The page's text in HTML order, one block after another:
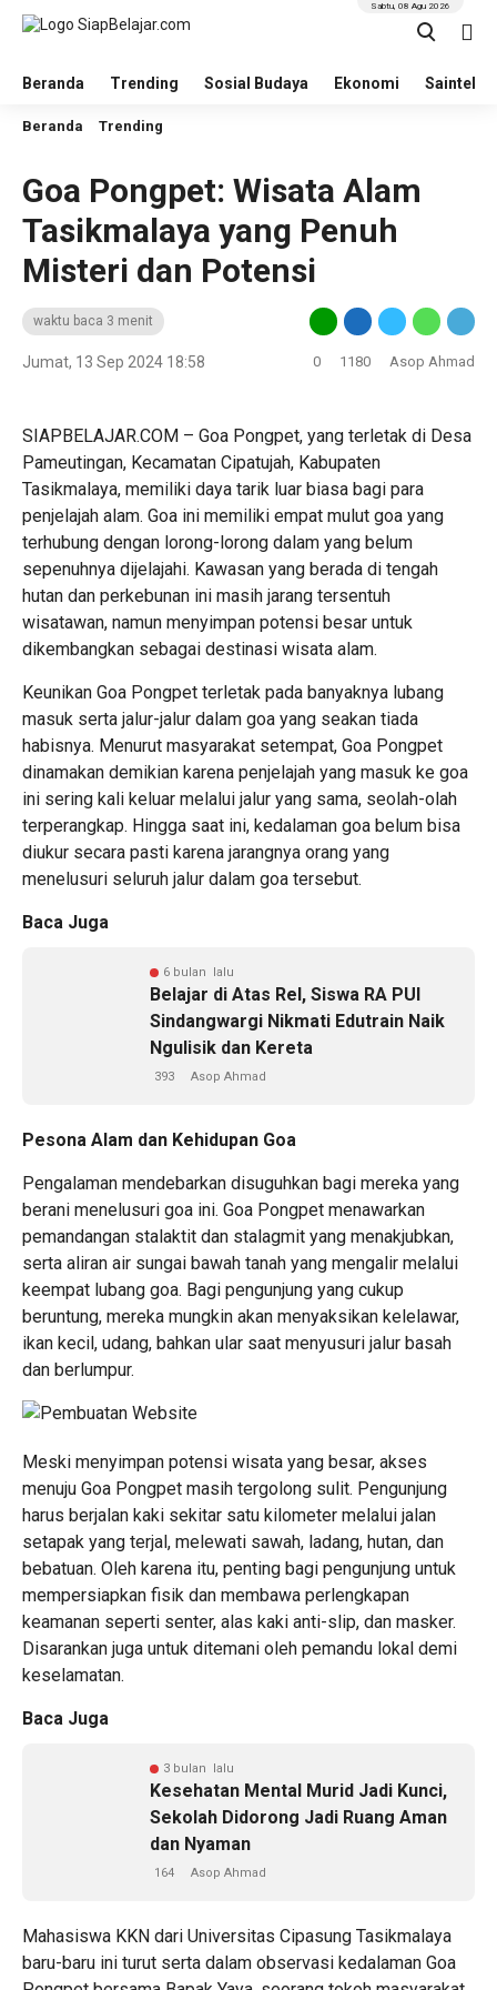
Beranda Trending Sosial Budaya Ekonomi Saintek
Sabtu, 08 Agu 2026
Beranda Trending
Goa Pongpet: Wisata Alam
Tasikmalaya yang Penuh
Misteri dan Potensi
waktu baca 3 menit
Jumat, 13 Sep 2024 18:58 0 1180 Asop Ahmad
SIAPBELAJAR.COM – Goa Pongpet, yang terletak di Desa
Pameutingan, Kecamatan Cipatujah, Kabupaten
Tasikmalaya, memiliki daya tarik luar biasa bagi para
penjelajah alam. Goa ini memiliki empat mulut goa yang
terhubung dengan lorong-lorong dalam yang belum
sepenuhnya dijelajahi. Kawasan yang berada di tengah
hutan dan perkebunan ini masih jarang tersentuh
wisatawan, namun menyimpan potensi besar untuk
dikembangkan sebagai destinasi wisata alam.
Keunikan Goa Pongpet terletak pada banyaknya lubang
masuk serta jalur-jalur dalam goa yang seakan tiada
habisnya. Menurut masyarakat setempat, Goa Pongpet
dinamakan demikian karena penjelajah yang masuk ke goa
ini sering kali keluar melalui jalur yang sama, seolah-olah
terperangkap. Hingga saat ini, kedalaman goa belum bisa
diukur secara pasti karena jarangnya orang yang
menelusuri seluruh jalur dalam goa tersebut.
Baca Juga
6 bulan lalu
Belajar di Atas Rel, Siswa RA PUI
Sindangwargi Nikmati Edutrain Naik
Ngulisik dan Kereta
393 Asop Ahmad
Pesona Alam dan Kehidupan Goa
Pengalaman mendebarkan disuguhkan bagi mereka yang
berani menelusuri goa ini. Goa Pongpet menawarkan
pemandangan stalaktit dan stalagmit yang menakjubkan,
serta aliran air sungai bawah tanah yang mengalir melalui
keempat lubang goa. Bagi pengunjung yang cukup
beruntung, mereka mungkin akan menyaksikan kelelawar,
ikan kecil, udang, bahkan ular saat menyusuri jalur basah
dan berlumpur.
Meski menyimpan potensi wisata yang besar, akses
menuju Goa Pongpet masih tergolong sulit. Pengunjung
harus berjalan kaki sekitar satu kilometer melalui jalan
setapak yang terjal, melewati sawah, ladang, hutan, dan
bebatuan. Oleh karena itu, penting bagi pengunjung untuk
mempersiapkan fisik dan membawa perlengkapan
keamanan seperti senter, alas kaki anti-slip, dan masker.
Disarankan juga untuk ditemani oleh pemandu lokal demi
keselamatan.
Baca Juga
3 bulan lalu
Kesehatan Mental Murid Jadi Kunci,
Sekolah Didorong Jadi Ruang Aman
dan Nyaman
164 Asop Ahmad
Mahasiswa KKN dari Universitas Cipasung Tasikmalaya
baru-baru ini turut serta dalam observasi kedalaman Goa